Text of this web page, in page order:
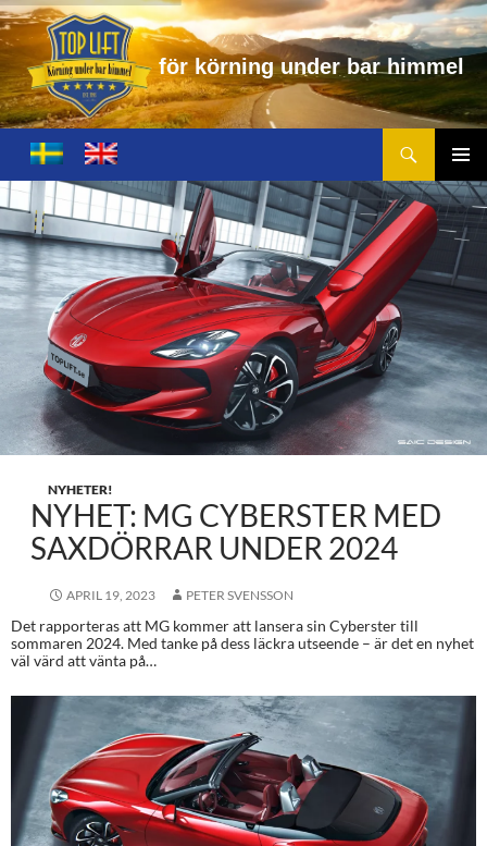
för körning under bar himme
Toplift.se – för körning under bar himmel
MENY
HOPPA
TILL
INNEHÅLL
NYHETER!
NYHET: MG CYBERSTER MED
SAXDÖRRAR UNDER 2024
APRIL 19, 2023 PETER SVENSSON
Det rapporteras att MG kommer att lansera sin Cyberster till
sommaren 2024. Med tanke på dess läckra utseende – är det en nyhet
väl värd att vänta på…